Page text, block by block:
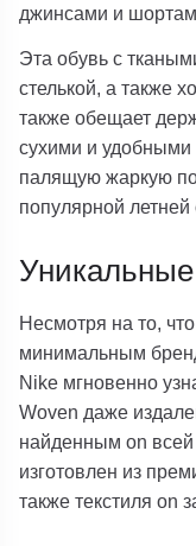
джинсами и
Эта обувь с
стелькой, а также
также обещает
сухими и удобными
палящую жаркую
популярной
Уникальные
Несмотря на то,
минимальным
Nike мгновенно
Woven даже
найденным on
изготовлен из
также текстиля on